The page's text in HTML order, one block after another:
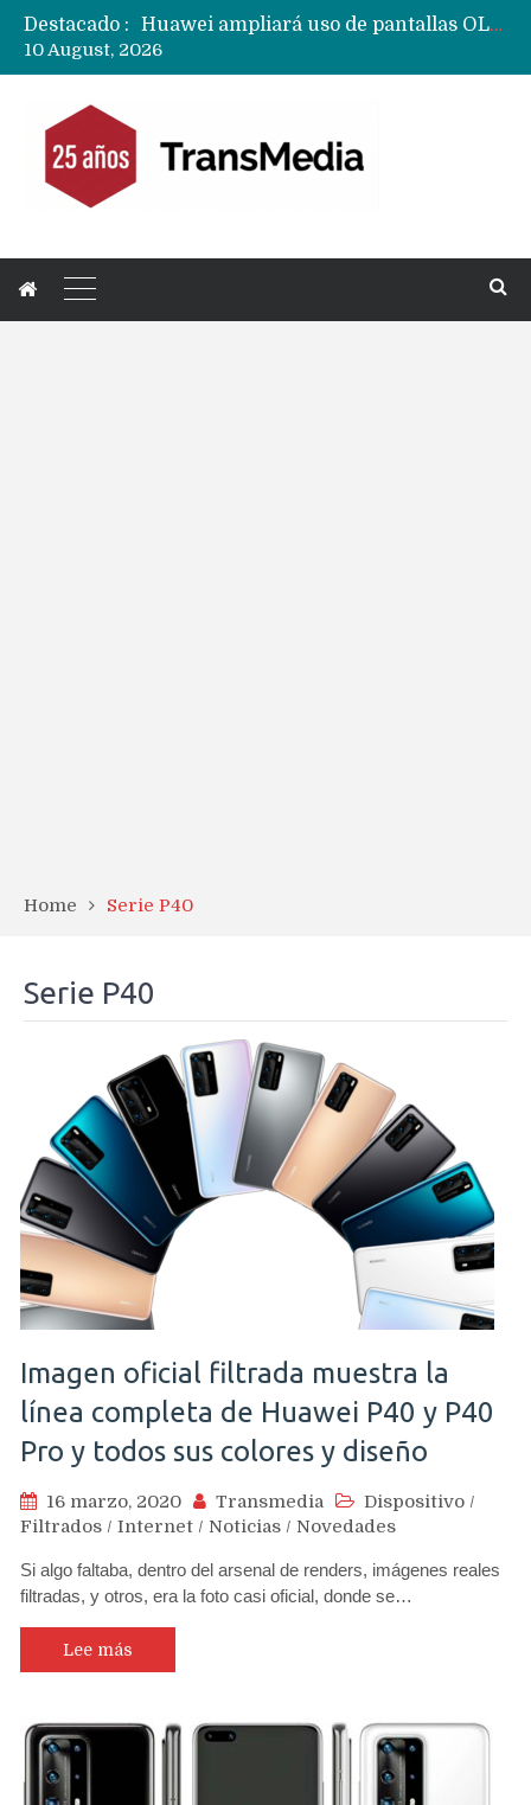
Destacado :
Huawei ampliará uso de pantallas OLED de doble capa a todos sus próximos teléfonos y tablets
Mercado mundial de tablets caen 10% y todas las marcas reducen despachos
10 August, 2026
Home Serie P40
Serie P40
Imagen oficial filtrada muestra la
línea completa de Huawei P40 y P40
Pro y todos sus colores y diseño
16 marzo, 2020 Transmedia Dispositivo /
Filtrados / Internet / Noticias / Novedades
Si algo faltaba, dentro del arsenal de renders, imágenes reales
filtradas, y otros, era la foto casi oficial, donde se…
Lee más